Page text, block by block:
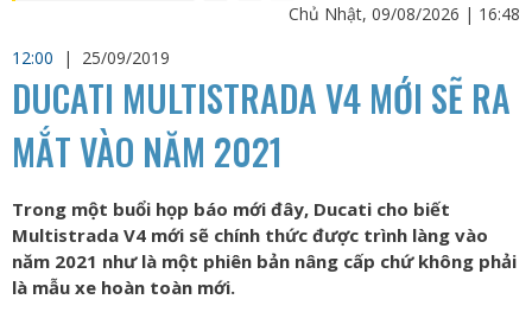
Chủ Nhật, 09/08/2026 | 16:48
12:00
| 25/09/2019
DUCATI MULTISTRADA V4 MỚI SẼ RA
MẮT VÀO NĂM 2021
Trong một buổi họp báo mới đây, Ducati cho biết
Multistrada V4 mới sẽ chính thức được trình làng vào
năm 2021 như là một phiên bản nâng cấp chứ không phải
là mẫu xe hoàn toàn mới.